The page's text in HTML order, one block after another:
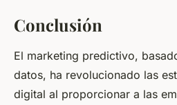
Conclusión
El marketing predictivo,
datos, ha revolucionado las
digital al proporcionar a las